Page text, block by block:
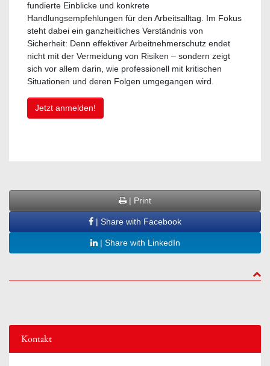
fundierte Einblicke und konkrete
Handlungsempfehlungen für den Arbeitsalltag. Im Fokus
steht dabei ein ganzheitliches Verständnis von
Sicherheit: Denn effektiver Arbeitnehmerschutz endet
nicht mit der Vermeidung von Risiken – sondern zeigt
sich vor allem darin, wie professionell mit kritischen
Situationen und deren Folgen umgegangen wird.
Jetzt anmelden!
| Print
| Share with Facebook
| Share with LinkedIn
to
Kontakt